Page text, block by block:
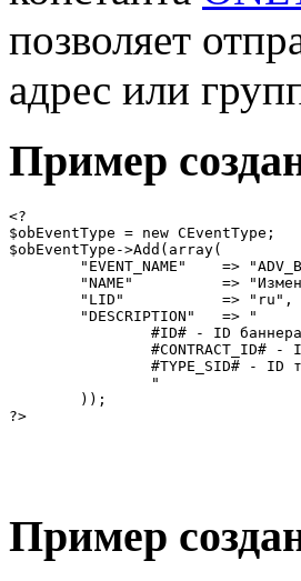
позволяет
адрес или
Пример
<?
$obEventType = new CEventType;
$obEventType->Add(array(
?>
Пример